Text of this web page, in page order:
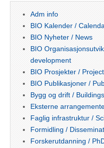
Adm info
BIO Kalender /
BIO Nyheter / News
BIO
development
BIO Prosjekter /
BIO Publikasjoner /
Bygg og drift /
Eksterne
Faglig infrastruktur /
Formidling /
Forskerutdanning /